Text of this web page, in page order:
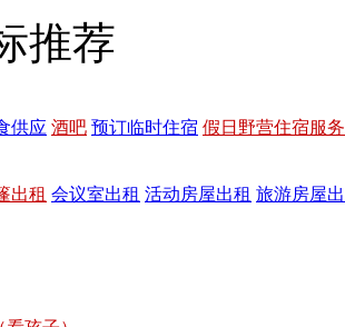
推荐
供应 酒吧 预订临时住宿 假日野营住宿服务
出租 会议室出租 活动房屋出租 旅游房屋